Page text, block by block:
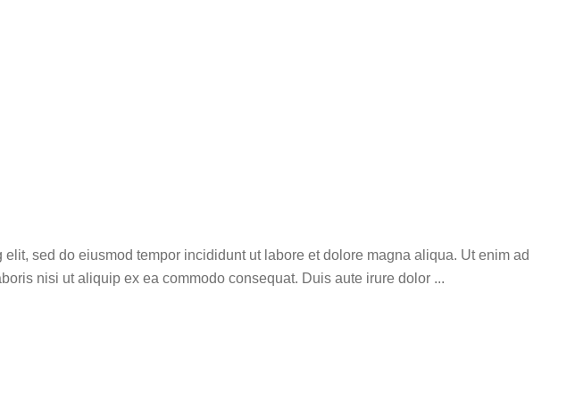
sed do eiusmod tempor incididunt ut labore et dolore magna aliqua. Ut enim ad
nisi ut aliquip ex ea commodo consequat. Duis aute irure dolor